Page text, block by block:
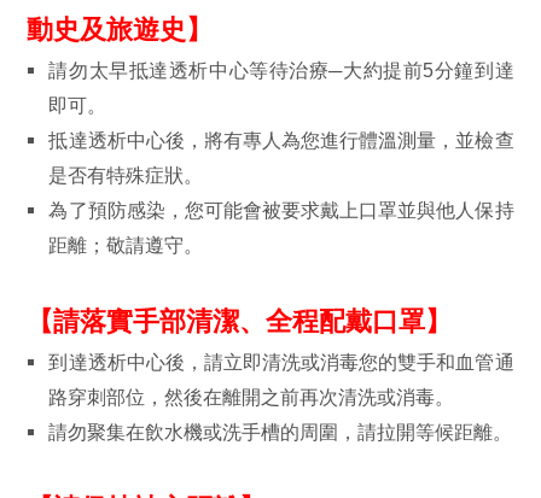
動史及旅遊史】
請勿太早抵達透析中心等待治療─大約提前5分鐘到達
即可。
抵達透析中心後，將有專人為您進行體溫測量，並檢查
是否有特殊症狀。
為了預防感染，您可能會被要求戴上口罩並與他人保持
距離；敬請遵守。
【請落實手部清潔、全程配戴口罩】
到達透析中心後，請立即清洗或消毒您的雙手和血管通
路穿刺部位，然後在離開之前再次清洗或消毒。
請勿聚集在飲水機或洗手槽的周圍，請拉開等候距離。